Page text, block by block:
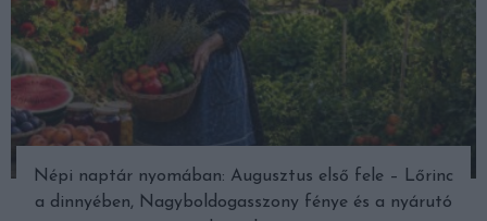
Népi naptár nyomában: Augusztus első fele – Lőrinc
a dinnyében, Nagyboldogasszony fénye és a nyárutó